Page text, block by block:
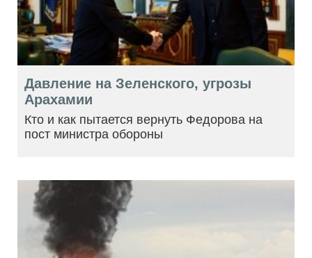
Давление на Зеленского, угрозы
Арахамии
Кто и как пытается вернуть Федорова на
пост министра обороны